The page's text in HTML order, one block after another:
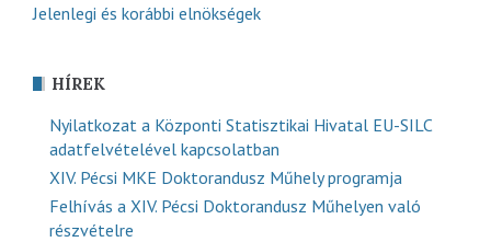
Jelenlegi és korábbi elnökségek
HÍREK
Nyilatkozat a Központi Statisztikai Hivatal EU-SILC
adatfelvételével kapcsolatban
XIV. Pécsi MKE Doktorandusz Műhely programja
Felhívás a XIV. Pécsi Doktorandusz Műhelyen való
részvételre